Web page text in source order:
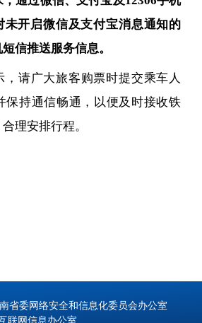
未开启微信及支付宝消息通知的
信推送服务信息。
，请广大旅客购票时提交乘车人
保持通信畅通，以便及时接收铁
理安排行程。
省委网络安全和信息化委员会办公室
信息办公室